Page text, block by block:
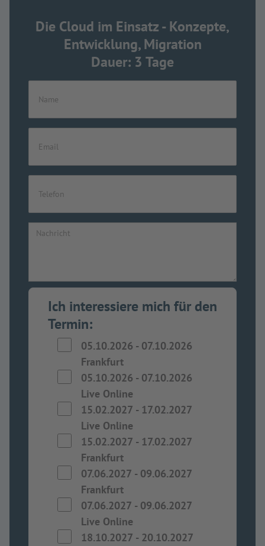
Die Cloud im Einsatz - Konzepte,
Entwicklung, Migration
Dauer: 3 Tage
Ich interessiere mich für den
Termin:
05.10.2026 - 07.10.2026
Frankfurt
05.10.2026 - 07.10.2026
Live Online
15.02.2027 - 17.02.2027
Live Online
15.02.2027 - 17.02.2027
Frankfurt
07.06.2027 - 09.06.2027
Frankfurt
07.06.2027 - 09.06.2027
Live Online
18.10.2027 - 20.10.2027